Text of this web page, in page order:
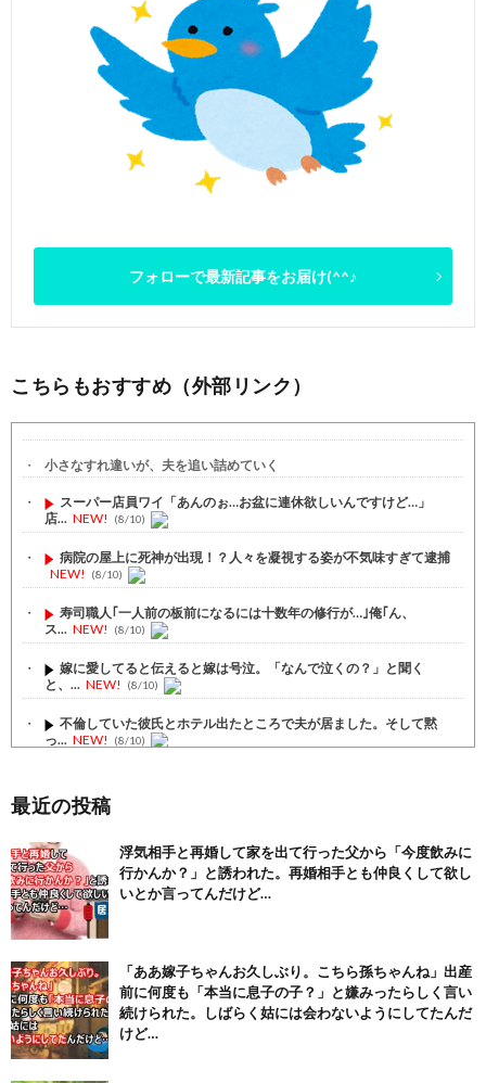
フォローで最新記事をお届け(^^♪
こちらもおすすめ（外部リンク）
小さなすれ違いが、夫を追い詰めていく
スーパー店員ワイ「あんのぉ…お盆に連休欲しいんですけど…」
店... NEW! (8/10)
病院の屋上に死神が出現！？人々を凝視する姿が不気味すぎて逮捕
NEW!
(8/10)
寿司職人｢一人前の板前になるには十数年の修行が…｣俺｢ん、
ス... NEW! (8/10)
嫁に愛してると伝えると嫁は号泣。「なんで泣くの？」と聞く
と、... NEW! (8/10)
不倫していた彼氏とホテル出たところで夫が居ました。そして黙
っ... NEW! (8/10)
っ...
NEW!
舌を絡ませて、唾液交換して── ちゅっちゅしながらの濃厚エッ...
(7/30)
【パリピ孔明】アニオリ場面も高評価「パリピ」続編への期待が高...
【画像】テイルズで一番マ〇コ舐めまわしたい女の子ｗｗｗｗｗ
(6/22)
Powered by livedoor 相互RSS
最近の投稿
浮気相手と再婚して家を出て行った父から「今度飲みに
行かんか？」と誘われた。再婚相手とも仲良くして欲し
いとか言ってんだけど…
「ああ嫁子ちゃんお久しぶり。こちら孫ちゃんね」出産
前に何度も「本当に息子の子？」と嫌みったらしく言い
続けられた。しばらく姑には会わないようにしてたんだ
けど…